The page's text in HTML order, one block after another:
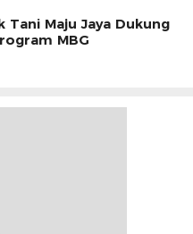
Maju Jaya Dukung
MBG